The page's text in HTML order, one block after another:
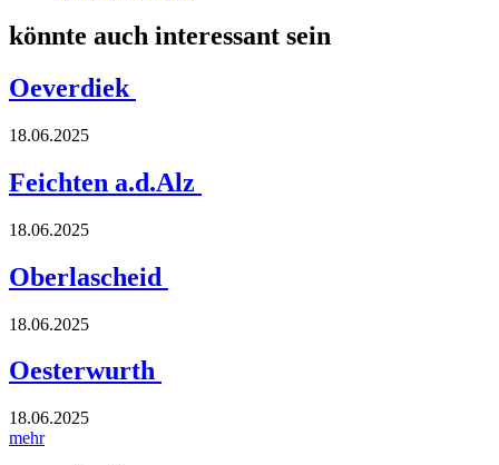
könnte auch interessant sein
Oeverdiek
18.06.2025
Feichten a.d.Alz
18.06.2025
Oberlascheid
18.06.2025
Oesterwurth
18.06.2025
mehr